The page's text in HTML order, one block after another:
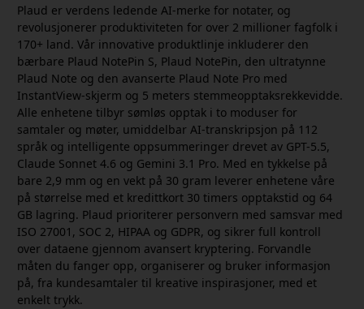
Plaud er verdens ledende AI-merke for notater, og
revolusjonerer produktiviteten for over 2 millioner fagfolk i
170+ land. Vår innovative produktlinje inkluderer den
bærbare Plaud NotePin S, Plaud NotePin, den ultratynne
Plaud Note og den avanserte Plaud Note Pro med
InstantView-skjerm og 5 meters stemmeopptaksrekkevidde.
Alle enhetene tilbyr sømløs opptak i to moduser for
samtaler og møter, umiddelbar AI-transkripsjon på 112
språk og intelligente oppsummeringer drevet av GPT-5.5,
Claude Sonnet 4.6 og Gemini 3.1 Pro. Med en tykkelse på
bare 2,9 mm og en vekt på 30 gram leverer enhetene våre
på størrelse med et kredittkort 30 timers opptakstid og 64
GB lagring. Plaud prioriterer personvern med samsvar med
ISO 27001, SOC 2, HIPAA og GDPR, og sikrer full kontroll
over dataene gjennom avansert kryptering. Forvandle
måten du fanger opp, organiserer og bruker informasjon
på, fra kundesamtaler til kreative inspirasjoner, med et
enkelt trykk.